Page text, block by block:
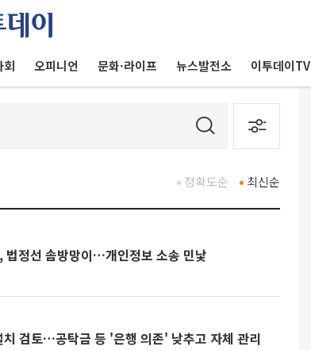
회 오피니언 문화·라이프 뉴스발전소 이투데이TV
최신순
정확도순
법정선 솜방망이…개인정보 소송 민낯
검토…공탁금 등 '은행 의존' 낮추고 자체 관리